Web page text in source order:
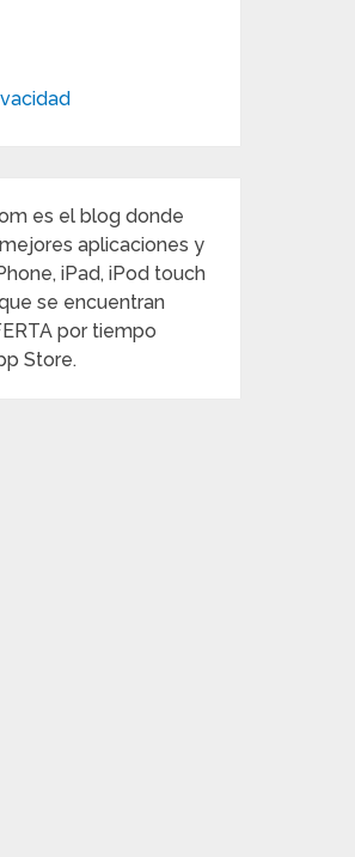
es el blog donde
aplicaciones y
iPad, iPod touch
se encuentran
por tiempo
Store.